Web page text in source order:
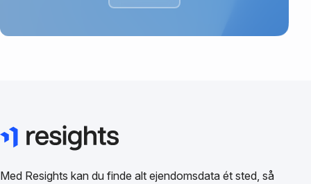
Med Resights kan du finde alt ejendomsdata ét sted, så